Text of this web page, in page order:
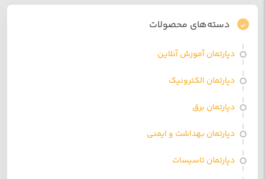
دسته‌های محصولات
دپارتمان آموزش آنلاین
دپارتمان الکترونیک
دپارتمان برق
دپارتمان بهداشت و ایمنی
دپارتمان تاسیسات